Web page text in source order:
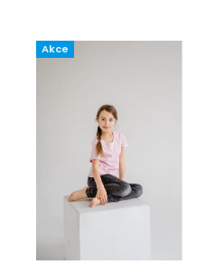
Abecedně
Akce